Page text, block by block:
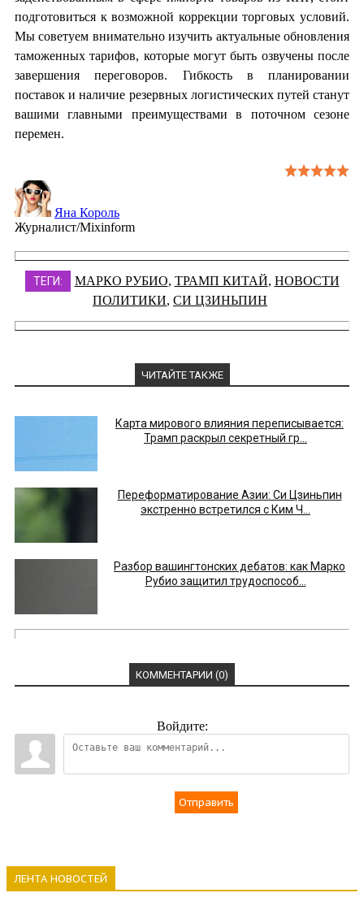
подготовиться к возможной коррекции торговых условий.
Мы советуем внимательно изучить актуальные обновления
таможенных тарифов, которые могут быть озвучены после
завершения переговоров. Гибкость в планировании
поставок и наличие резервных логистических путей станут
вашими главными преимуществами в поточном сезоне
перемен.
Яна Король
Журналист/Mixinform
ТЕГИ: МАРКО РУБИО, ТРАМП КИТАЙ, НОВОСТИ
ПОЛИТИКИ, СИ ЦЗИНЬПИН
ЧИТАЙТЕ ТАКЖЕ
Карта мирового влияния переписывается:
Трамп раскрыл секретный гр...
Переформатирование Азии: Си Цзиньпин
экстренно встретился с Ким Ч...
Разбор вашингтонских дебатов: как Марко
Рубио защитил трудоспособ...
КОММЕНТАРИИ (0)
Войдите:
Отправить
ЛЕНТА НОВОСТЕЙ